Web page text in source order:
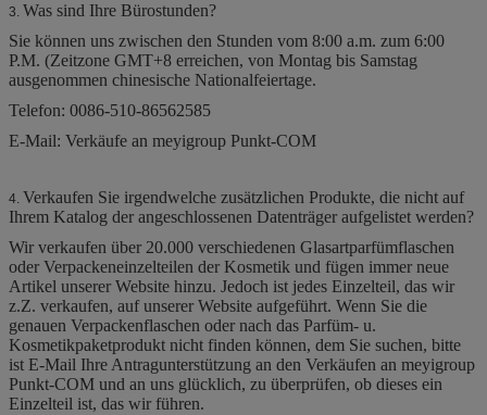
3. Was sind Ihre Bürostunden?
Sie können uns zwischen den Stunden vom 8:00 a.m. zum 6:00
P.M. (Zeitzone GMT+8 erreichen, von Montag bis Samstag
ausgenommen chinesische Nationalfeiertage.
Telefon: 0086-510-86562585
E-Mail: Verkäufe an meyigroup Punkt-COM
4. Verkaufen Sie irgendwelche zusätzlichen Produkte, die nicht auf
Ihrem Katalog der angeschlossenen Datenträger aufgelistet werden?
Wir verkaufen über 20.000 verschiedenen Glasartparfümflaschen
oder Verpackeneinzelteilen der Kosmetik und fügen immer neue
Artikel unserer Website hinzu. Jedoch ist jedes Einzelteil, das wir
z.Z. verkaufen, auf unserer Website aufgeführt. Wenn Sie die
genauen Verpackenflaschen oder nach das Parfüm- u.
Kosmetikpaketprodukt nicht finden können, dem Sie suchen, bitte
ist E-Mail Ihre Antragunterstützung an den Verkäufen an meyigroup
Punkt-COM und an uns glücklich, zu überprüfen, ob dieses ein
Einzelteil ist, das wir führen.